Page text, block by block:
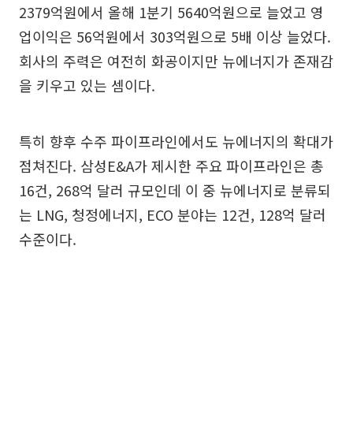
2379억원에서 올해 1분기 5640억원으로 늘었고 영
업이익은 56억원에서 303억원으로 5배 이상 늘었다.
회사의 주력은 여전히 화공이지만 뉴에너지가 존재감
을 키우고 있는 셈이다.
특히 향후 수주 파이프라인에서도 뉴에너지의 확대가
점쳐진다. 삼성E&A가 제시한 주요 파이프라인은 총
16건, 268억 달러 규모인데 이 중 뉴에너지로 분류되
는 LNG, 청정에너지, ECO 분야는 12건, 128억 달러
수준이다.